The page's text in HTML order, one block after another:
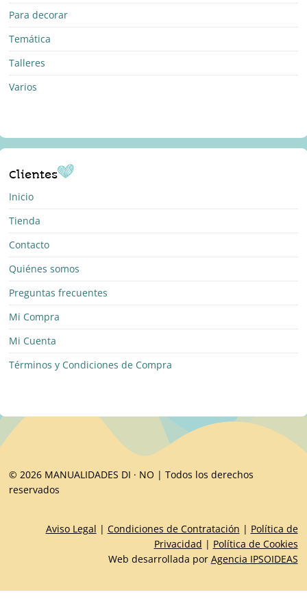
Para decorar
Temática
Talleres
Varios
Clientes
Inicio
Tienda
Contacto
Quiénes somos
Preguntas frecuentes
Mi Compra
Mi Cuenta
Términos y Condiciones de Compra
© 2026 MANUALIDADES DI · NO | Todos los derechos
reservados
Aviso Legal | Condiciones de Contratación | Política de
Privacidad | Política de Cookies
Web desarrollada por Agencia IPSOIDEAS